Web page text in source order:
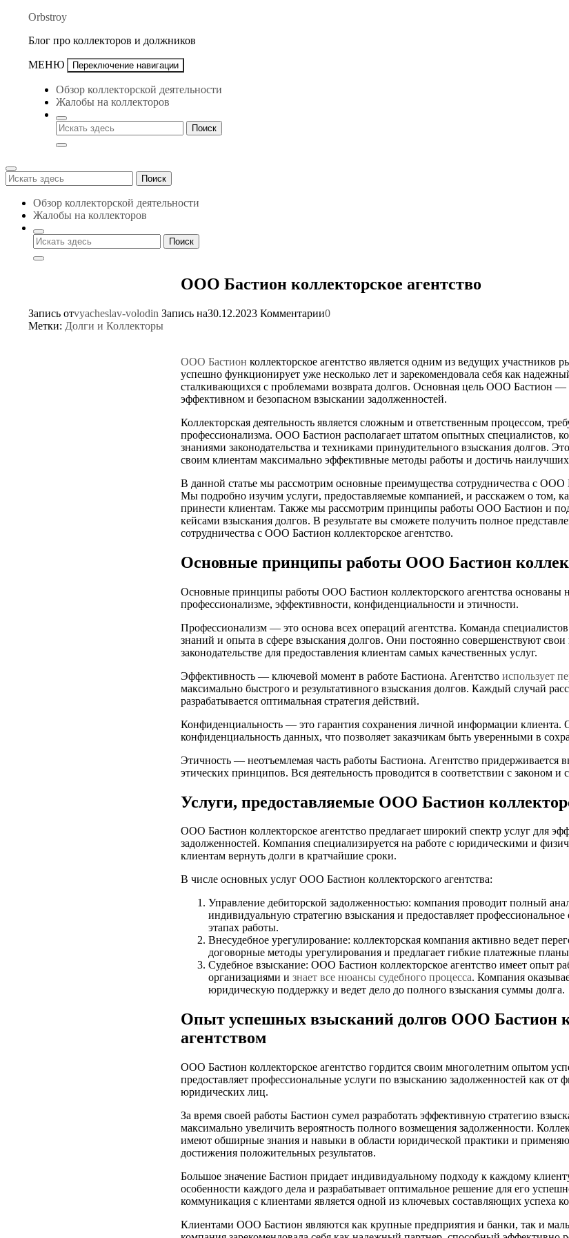
Перейти
содержимому
Orbstroy
Блог про коллекторов и должников
МЕНЮ Переключение навигации
Обзор коллекторской деятельности
Жалобы на коллекторов
Поиск
для:
Поиск
Обзор коллекторской деятельности
Жалобы на коллекторов
ООО Бастион коллекторское агентство
Запись отvyacheslav-volodin Запись на30.12.2023 Комментарии0
Метки: Долги и Коллекторы
ООО Бастион коллекторское агентство является одним из ведущих участников
успешно функционирует уже несколько лет и зарекомендовала себя как
сталкивающихся с проблемами возврата долгов. Основная цель ООО Бастион
эффективном и безопасном взыскании задолженностей.
Коллекторская деятельность является сложным и ответственным процессом,
профессионализма. ООО Бастион располагает штатом опытных специалистов,
знаниями законодательства и техниками принудительного взыскания долгов.
своим клиентам максимально эффективные методы работы и достичь наилучших
В данной статье мы рассмотрим основные преимущества сотрудничества с ООО
Мы подробно изучим услуги, предоставляемые компанией, и расскажем о том,
принести клиентам. Также мы рассмотрим принципы работы ООО Бастион и
кейсами взыскания долгов. В результате вы сможете получить полное
сотрудничества с ООО Бастион коллекторское агентство.
Основные принципы работы ООО Бастион
Основные принципы работы ООО Бастион коллекторского агентства основаны
профессионализме, эффективности, конфиденциальности и этичности.
Профессионализм — это основа всех операций агентства. Команда
знаний и опыта в сфере взыскания долгов. Они постоянно совершенствуют
законодательстве для предоставления клиентам самых качественных услуг.
Эффективность — ключевой момент в работе Бастиона. Агентство использует
максимально быстрого и результативного взыскания долгов. Каждый случай
разрабатывается оптимальная стратегия действий.
Конфиденциальность — это гарантия сохранения личной информации
конфиденциальность данных, что позволяет заказчикам быть уверенными в
Этичность — неотъемлемая часть работы Бастиона. Агентство придерживается
этических принципов. Вся деятельность проводится в соответствии с законом
Услуги, предоставляемые ООО Бастион
ООО Бастион коллекторское агентство предлагает широкий спектр услуг для
задолженностей. Компания специализируется на работе с юридическими и
клиентам вернуть долги в кратчайшие сроки.
В числе основных услуг ООО Бастион коллекторского агентства:
Управление дебиторской задолженностью: компания проводит полный
индивидуальную стратегию взыскания и предоставляет
этапах работы.
Внесудебное урегулирование: коллекторская компания активно ведет
договорные методы урегулирования и предлагает гибкие платежные
Судебное взыскание: ООО Бастион коллекторское агентство имеет опыт
организациями и знает все нюансы судебного процесса. Компания
юридическую поддержку и ведет дело до полного взыскания суммы долга.
Опыт успешных взысканий долгов ООО Бастион
агентством
ООО Бастион коллекторское агентство гордится своим многолетним опытом
предоставляет профессиональные услуги по взысканию задолженностей как от
юридических лиц.
За время своей работы Бастион сумел разработать эффективную стратегию
максимально увеличить вероятность полного возмещения задолженности.
имеют обширные знания и навыки в области юридической практики и
достижения положительных результатов.
Большое значение Бастион придает индивидуальному подходу к каждому
особенности каждого дела и разрабатывает оптимальное решение для его
коммуникация с клиентами является одной из ключевых составляющих успеха
Клиентами ООО Бастион являются как крупные предприятия и банки, так и